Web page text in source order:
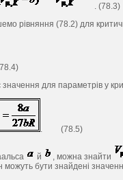
. (78.3)
рівняння (78.2) для
для параметрів у
. (78.5)
й
, можна знайти
можуть бути знайдені